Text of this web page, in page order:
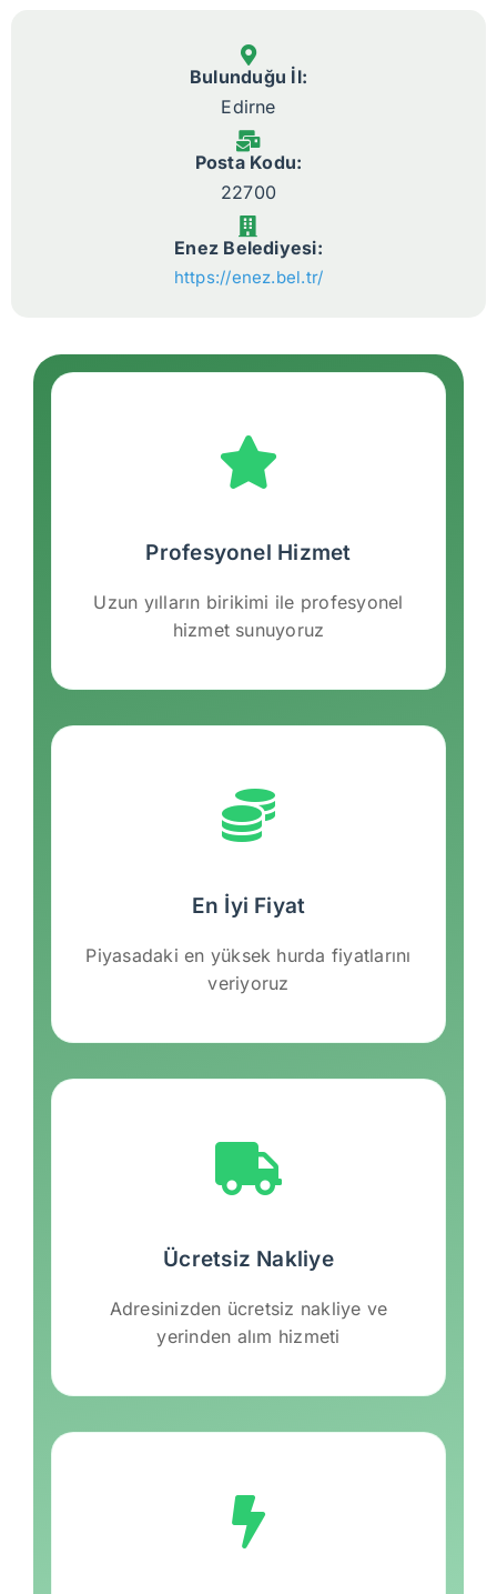
Bulunduğu İl:
Edirne
Posta Kodu:
22700
Enez Belediyesi:
https://enez.bel.tr/
Profesyonel Hizmet
Uzun yılların birikimi ile profesyonel
hizmet sunuyoruz
En İyi Fiyat
Piyasadaki en yüksek hurda fiyatlarını
veriyoruz
Ücretsiz Nakliye
Adresinizden ücretsiz nakliye ve
yerinden alım hizmeti